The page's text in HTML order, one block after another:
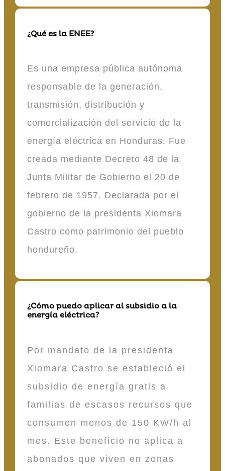
¿Qué es la ENEE?
Es una empresa pública autónoma
responsable de la generación,
transmisión, distribución y
comercialización del servicio de la
energía eléctrica en Honduras. Fue
creada mediante Decreto 48 de la
Junta Militar de Gobierno el 20 de
febrero de 1957. Declarada por el
gobierno de la presidenta Xiomara
Castro como patrimonio del pueblo
hondureño.
¿Cómo puedo aplicar al subsidio a la
energía eléctrica?
Por mandato de la presidenta
Xiomara Castro se estableció el
subsidio de energía gratis a
familias de escasos recursos que
consumen menos de 150 KW/h al
mes. Este beneficio no aplica a
abonados que viven en zonas